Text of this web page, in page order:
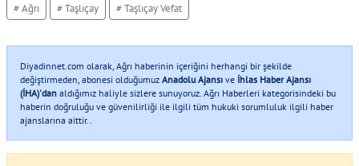
# Ağrı # Taşlıçay # Taşlıçay Vefat
Diyadinnet.com olarak, Ağrı haberinin içeriğini herhangi bir şekilde
değiştirmeden, abonesi olduğumuz Anadolu Ajansı ve İhlas Haber Ajansı
(İHA)'dan aldığımız haliyle sizlere sunuyoruz. Ağrı Haberleri kategorisindeki bu
haberin doğruluğu ve güvenilirliği ile ilgili tüm hukuki sorumluluk ilgili haber
ajanslarına aittir..